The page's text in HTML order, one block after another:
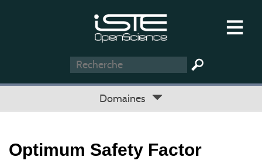
Domaines
Optimum Safety Factor